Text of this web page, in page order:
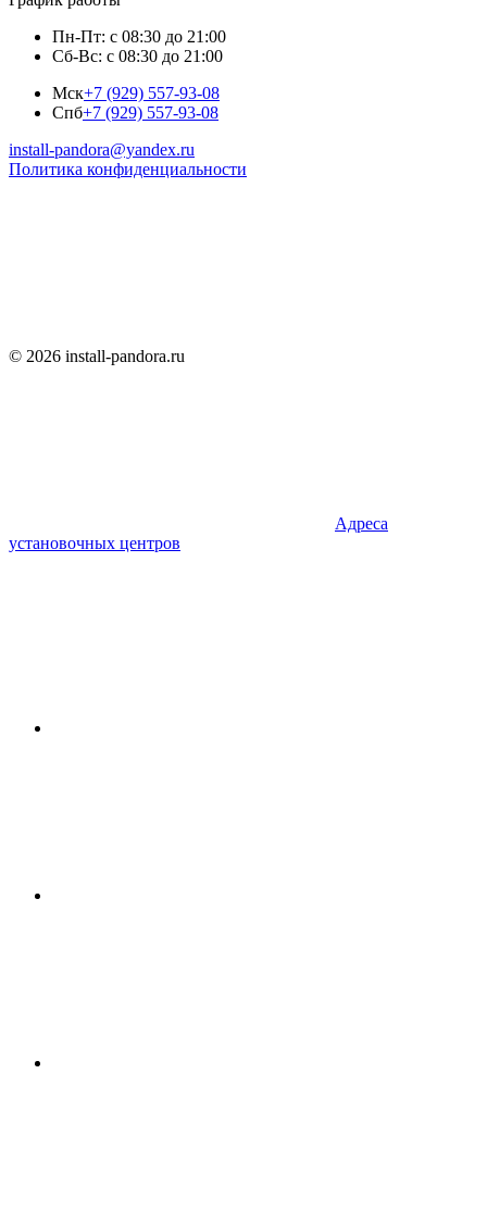
Пн-Пт: с 08:30 до 21:00
Сб-Вс: с 08:30 до 21:00
Мск+7 (929) 557-93-08
Спб+7 (929) 557-93-08
install-pandora@yandex.ru
Политика конфиденциальности
© 2026 install-pandora.ru
Адреса
установочных центров